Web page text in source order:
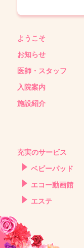
ようこそ
お知らせ
医師・スタッフ
入院案内
施設紹介
充実のサービス
ベビーパッド
エコー動画館
エステ